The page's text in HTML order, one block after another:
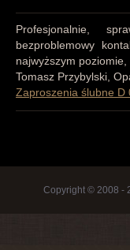
Profesjonalnie,
bezproblemowy
najwyższym poziomie,
Tomasz Przybylski,
Zaproszenia ślubne D
Copyright © 2008 -